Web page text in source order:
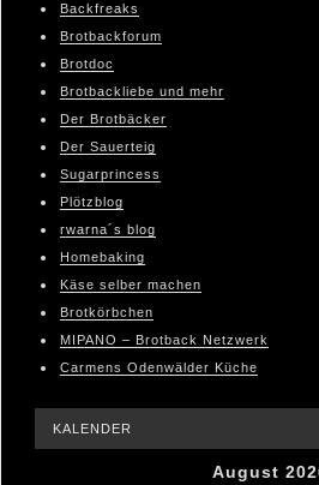
Backfreaks
Brotbackforum
Brotdoc
Brotbackliebe und mehr
Der Brotbäcker
Der Sauerteig
Sugarprincess
Plötzblog
rwarna´s blog
Homebaking
Käse selber machen
Brotkörbchen
MIPANO – Brotback Netzwerk
Carmens Odenwälder Küche
KALENDER
August